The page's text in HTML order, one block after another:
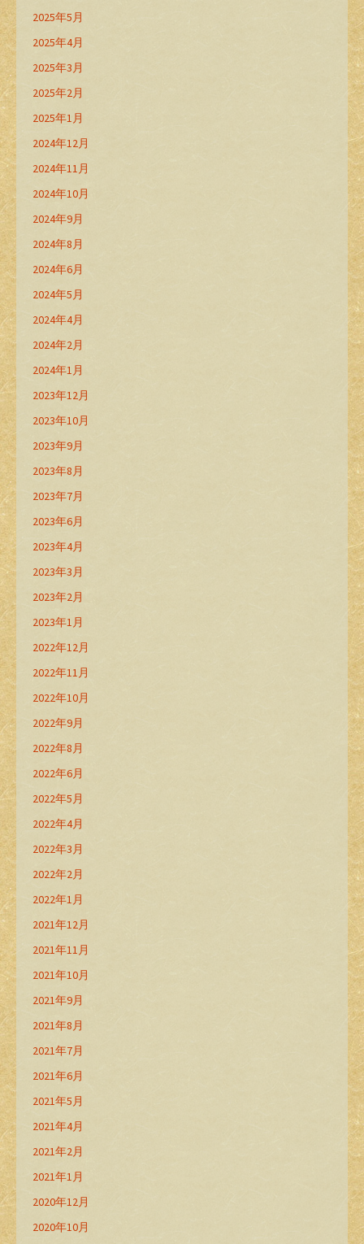
2025年5月
2025年4月
2025年3月
2025年2月
2025年1月
2024年12月
2024年11月
2024年10月
2024年9月
2024年8月
2024年6月
2024年5月
2024年4月
2024年2月
2024年1月
2023年12月
2023年10月
2023年9月
2023年8月
2023年7月
2023年6月
2023年4月
2023年3月
2023年2月
2023年1月
2022年12月
2022年11月
2022年10月
2022年9月
2022年8月
2022年6月
2022年5月
2022年4月
2022年3月
2022年2月
2022年1月
2021年12月
2021年11月
2021年10月
2021年9月
2021年8月
2021年7月
2021年6月
2021年5月
2021年4月
2021年2月
2021年1月
2020年12月
2020年10月